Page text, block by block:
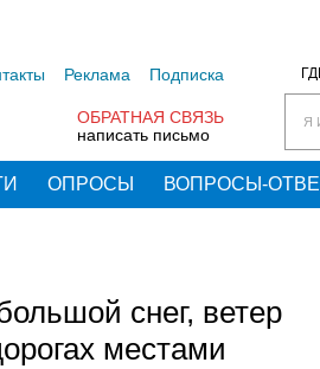
Я
Реклама Подписка
ОБРАТНАЯ СВЯЗЬ
написать письмо
ОПРОСЫ ВОПРОСЫ-
снег, ветер
местами